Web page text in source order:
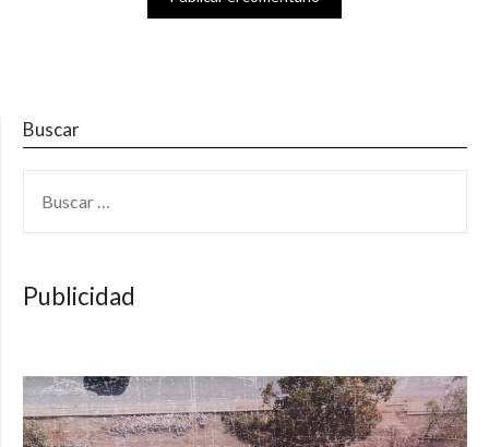
Buscar
Publicidad